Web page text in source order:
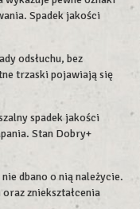
Spadek jakości
odsłuchu, bez
trzaski pojawiają się
spadek jakości
Stan Dobry+
dbano o nią należycie.
zniekształcenia